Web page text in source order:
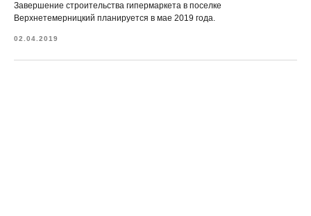
Завершение строительства гипермаркета в поселке
Верхнетемерницкий планируется в мае 2019 года.
02.04.2019